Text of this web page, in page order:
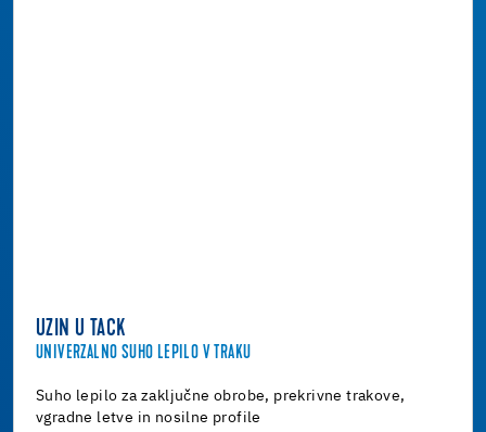
UZIN U TACK
UNIVERZALNO SUHO LEPILO V TRAKU
Suho lepilo za zaključne obrobe, prekrivne trakove,
vgradne letve in nosilne profile